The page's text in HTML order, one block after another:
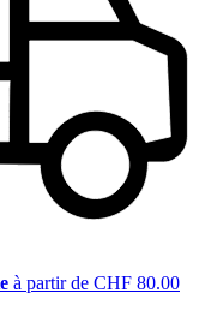
à partir de CHF 80.00